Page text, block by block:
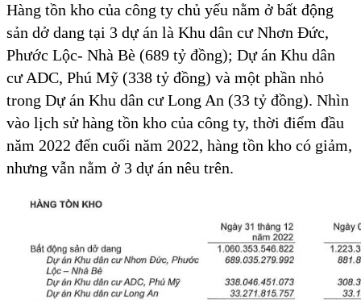
Hàng tồn kho của công ty chủ yếu nằm ở bất động
sản dở dang tại 3 dự án là Khu dân cư Nhơn Đức,
Phước Lộc- Nhà Bè (689 tỷ đồng); Dự án Khu dân
cư ADC, Phú Mỹ (338 tỷ đồng) và một phần nhỏ
trong Dự án Khu dân cư Long An (33 tỷ đồng). Nhìn
vào lịch sử hàng tồn kho của công ty, thời điểm đầu
năm 2022 đến cuối năm 2022, hàng tồn kho có giảm,
nhưng vẫn nằm ở 3 dự án nêu trên.